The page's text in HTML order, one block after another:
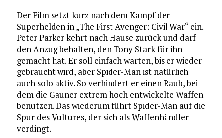
Der Film setzt kurz nach dem Kampf der
Superhelden in „The First Avenger: Civil War“ ein.
Peter Parker kehrt nach Hause zurück und darf
den Anzug behalten, den Tony Stark für ihn
gemacht hat. Er soll einfach warten, bis er wieder
gebraucht wird, aber Spider-Man ist natürlich
auch solo aktiv. So verhindert er einen Raub, bei
dem die Gauner extrem hoch entwickelte Waffen
benutzen. Das wiederum führt Spider-Man auf die
Spur des Vultures, der sich als Waffenhändler
verdingt.